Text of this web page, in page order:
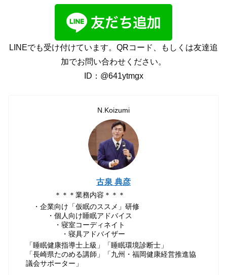
LINEでも受け付けています。QRコード、もしくは友達追
加でお問い合わせください。
ID：@641ytmgx
N.Koizumi
古泉 典彦
＊＊＊業務内容＊＊＊
・企業向け「仮眠のススメ」研修
・個人向け睡眠アドバイス
・寝室コーディネイト
・寝具アドバイザー
「睡眠健康指導士上級」「睡眠環境診断士」
「長崎県たのめる講師」「九州・福岡健康経営推進協
議会サポーター」